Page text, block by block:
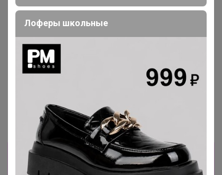
MIXAN 2080
Информация о заказах доступна
лишь членам клуба
Лоферы школьные